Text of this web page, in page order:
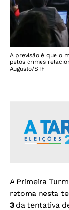
A previsão é que o
pelos crimes
Augusto/STF
A Primeira
retoma nesta
3da tentativa